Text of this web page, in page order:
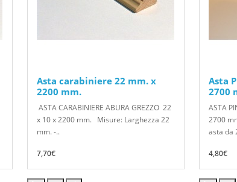
Asta carabiniere 22 mm. x
2200 mm.
ASTA CARABINIERE ABURA GREZZO 22
x 10 x 2200 mm. Misure: Larghezza 22
mm. -..
7,70€
Asta
2700
ASTA
2700
asta da
4,80€